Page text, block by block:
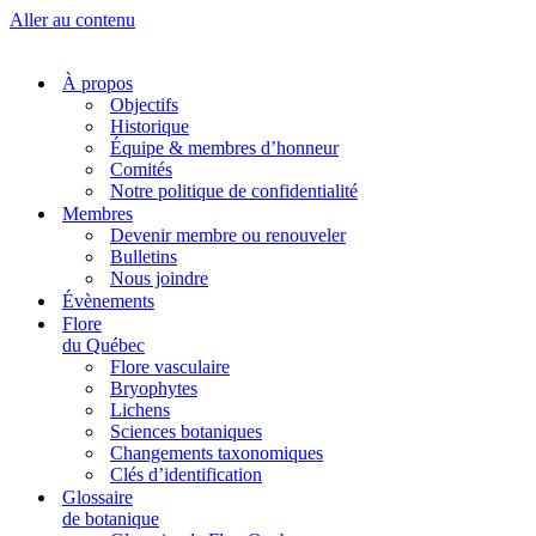
Aller au contenu
À propos
Objectifs
Historique
Équipe & membres d’honneur
Comités
Notre politique de confidentialité
Membres
Devenir membre ou renouveler
Bulletins
Nous joindre
Évènements
Flore
du Québec
Flore vasculaire
Bryophytes
Lichens
Sciences botaniques
Changements taxonomiques
Clés d’identification
Glossaire
de botanique